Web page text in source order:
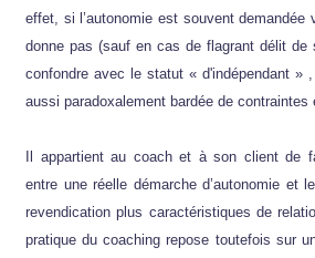
effet, si l’autonomie est souvent demandée
donne pas (sauf en cas de flagrant délit de
confondre avec le statut « d'indépendant »
aussi paradoxalement bardée de contraintes
Il appartient au coach et à son client de
entre une réelle démarche d’autonomie et
revendication plus caractéristiques de
pratique du coaching repose toutefois sur